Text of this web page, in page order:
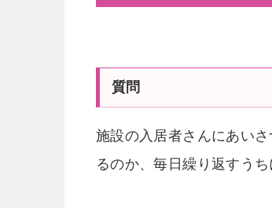
質問
施設の入居者さんにあい
るのか、毎日繰り返すう